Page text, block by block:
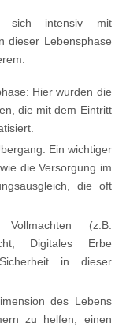
sich intensiv mit
dieser Lebensphase
Hier wurden die
die mit dem Eintritt
Ein wichtiger
die Versorgung im
die oft
(z.B.
Digitales Erbe
in dieser
des Lebens
zu helfen, einen